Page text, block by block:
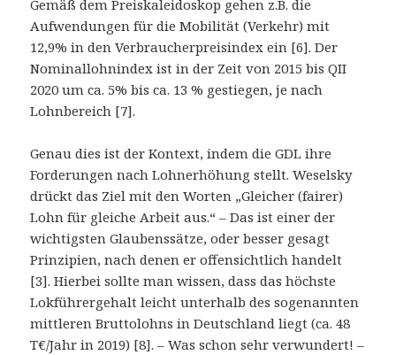
Gemäß dem Preiskaleidoskop gehen z.B. die
Aufwendungen für die Mobilität (Verkehr) mit
12,9% in den Verbraucherpreisindex ein [6]. Der
Nominallohnindex ist in der Zeit von 2015 bis QII
2020 um ca. 5% bis ca. 13 % gestiegen, je nach
Lohnbereich [7].
Genau dies ist der Kontext, indem die GDL ihre
Forderungen nach Lohnerhöhung stellt. Weselsky
drückt das Ziel mit den Worten „Gleicher (fairer)
Lohn für gleiche Arbeit aus.“ – Das ist einer der
wichtigsten Glaubenssätze, oder besser gesagt
Prinzipien, nach denen er offensichtlich handelt
[3]. Hierbei sollte man wissen, dass das höchste
Lokführergehalt leicht unterhalb des sogenannten
mittleren Bruttolohns in Deutschland liegt (ca. 48
T€/Jahr in 2019) [8]. – Was schon sehr verwundert! –